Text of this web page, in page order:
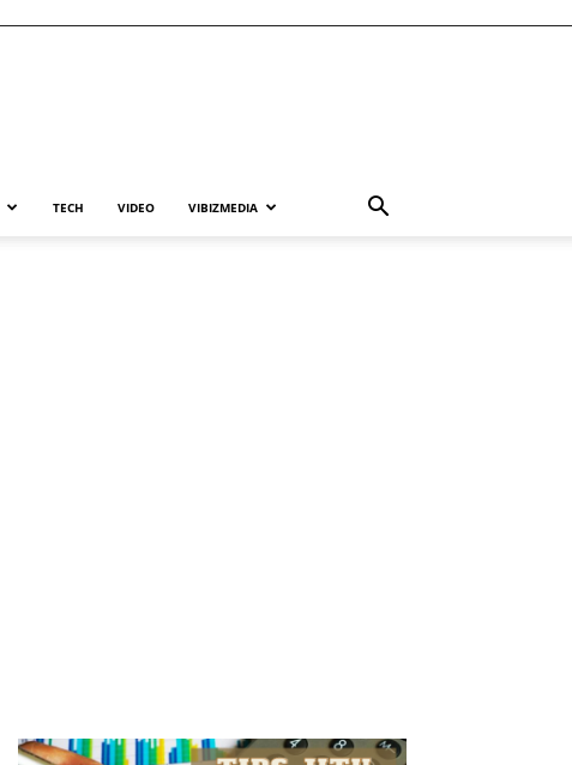
TECH VIDEO VIBIZMEDIA